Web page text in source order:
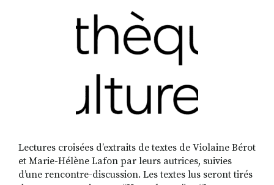
Lectures croisées d’extraits de textes de Violaine Bérot
et Marie-Hélène Lafon par leurs autrices, suivies
d’une rencontre-discussion. Les textes lus seront tirés